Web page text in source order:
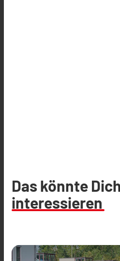
Das könnte
interessieren